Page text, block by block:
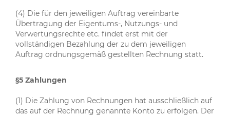
(4) Die für den jeweiligen Auftrag vereinbarte
Übertragung der Eigentums-, Nutzungs- und
Verwertungsrechte etc. findet erst mit der
vollständigen Bezahlung der zu dem jeweiligen
Auftrag ordnungsgemäß gestellten Rechnung statt.
§5 Zahlungen
(1) Die Zahlung von Rechnungen hat ausschließlich auf
das auf der Rechnung genannte Konto zu erfolgen. Der